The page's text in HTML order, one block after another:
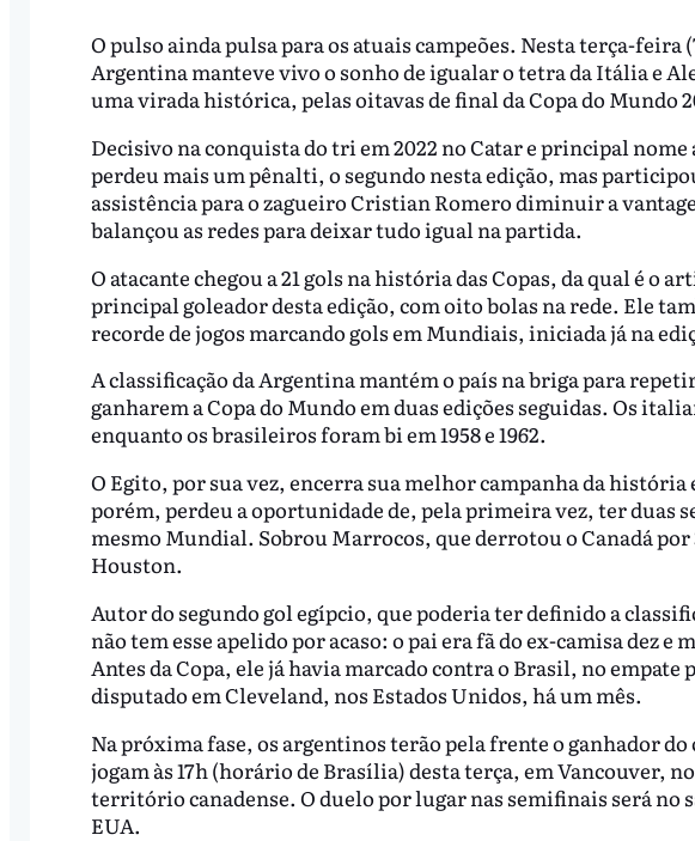
O pulso ainda pulsa para os atuais campeões. Nesta terça-feira
Argentina manteve vivo o sonho de igualar o tetra da Itália e
uma virada histórica, pelas oitavas de final da Copa do Mundo
Decisivo na conquista do tri em 2022 no Catar e principal
perdeu mais um pênalti, o segundo nesta edição, mas
assistência para o zagueiro Cristian Romero diminuir a
balançou as redes para deixar tudo igual na partida.
O atacante chegou a 21 gols na história das Copas, da qual é o
principal goleador desta edição, com oito bolas na rede. Ele
recorde de jogos marcando gols em Mundiais, iniciada já na
A classificação da Argentina mantém o país na briga para
ganharem a Copa do Mundo em duas edições seguidas. Os
enquanto os brasileiros foram bi em 1958 e 1962.
O Egito, por sua vez, encerra sua melhor campanha da
porém, perdeu a oportunidade de, pela primeira vez, ter duas
mesmo Mundial. Sobrou Marrocos, que derrotou o Canadá por
Houston.
Autor do segundo gol egípcio, que poderia ter definido a
não tem esse apelido por acaso: o pai era fã do ex-camisa dez
Antes da Copa, ele já havia marcado contra o Brasil, no empate
disputado em Cleveland, nos Estados Unidos, há um mês.
Na próxima fase, os argentinos terão pela frente o ganhador
jogam às 17h (horário de Brasília) desta terça, em Vancouver,
território canadense. O duelo por lugar nas semifinais será no
EUA.